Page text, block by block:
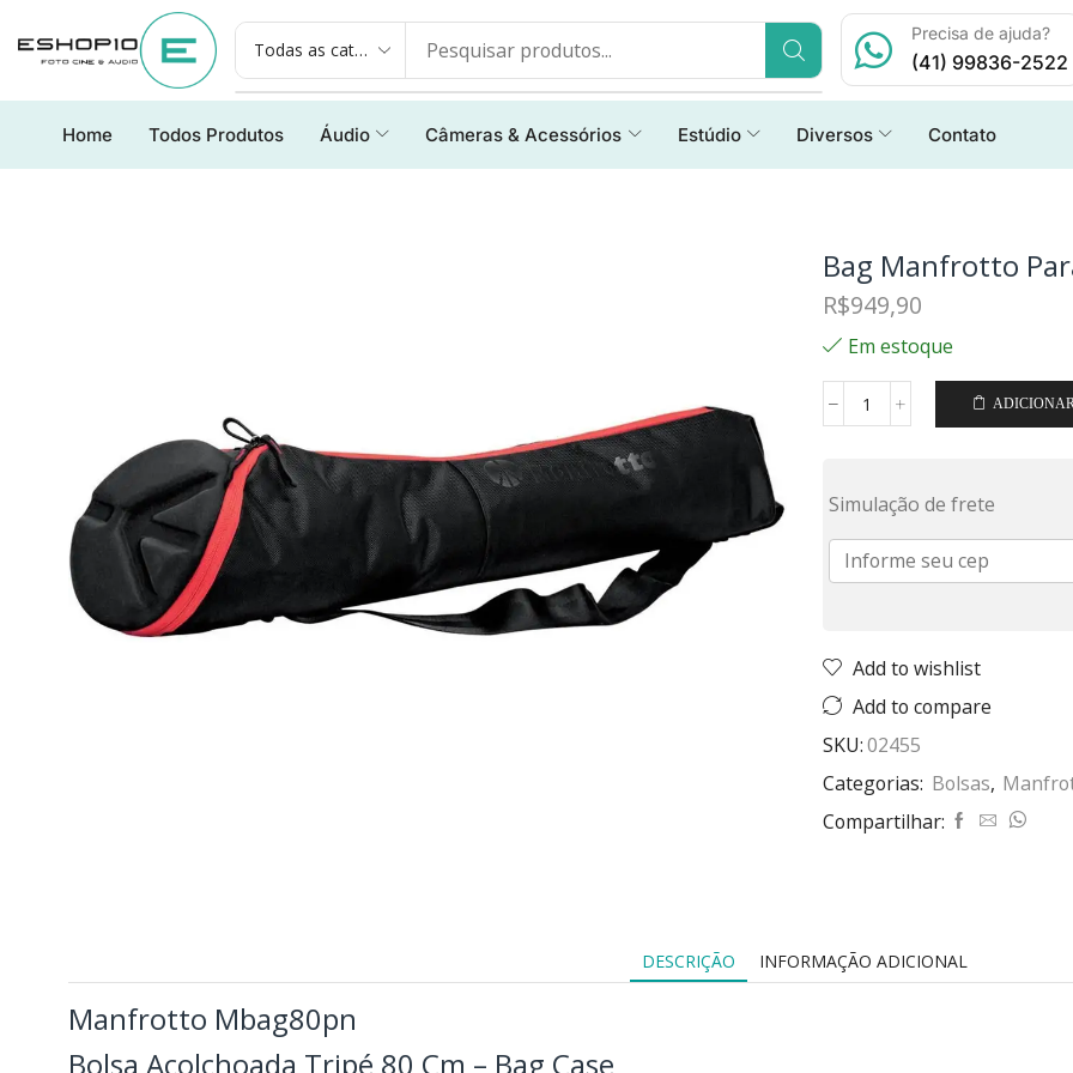
Precisa de ajuda?
(41) 99836-2522
Home Todos Produtos Áudio Câmeras & Acessórios Estúdio Diversos Contato
Bag Manfrotto
R$949,90
Em estoque
Simulação de frete
Add to wishlist
Add to compare
SKU:02455
Categorias: Bolsas,
Compartilhar:
DESCRIÇÃO INFORMAÇÃO ADICIONAL
Manfrotto Mbag80pn
Bolsa Acolchoada Tripé 80 Cm – Bag Case